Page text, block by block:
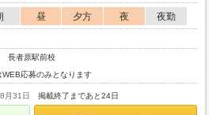
昼 夕方 夜
夜勤
長者原駅前校
応募のみとなります
月31日 掲載終了まであと24日